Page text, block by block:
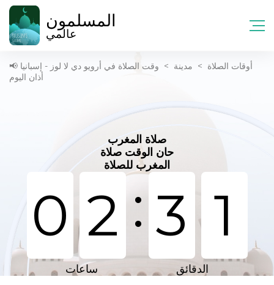
المسلمون
عالمي
أوقات الصلاة > مدينة > وقت الصلاة في أرويو دي لا لوز - إسبانيا 📢
أذان اليوم
صلاة المغرب
حان الوقت صلاة
المغرب للصلاة
0 2 : 3 1
ساعات الدقائق